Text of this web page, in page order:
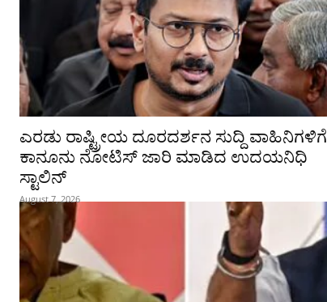
ಎರಡು ರಾಷ್ಟ್ರೀಯ ದೂರದರ್ಶನ ಸುದ್ದಿ ವಾಹಿನಿಗಳಿಗೆ
ಕಾನೂನು ನೋಟಿಸ್ ಜಾರಿ ಮಾಡಿದ ಉದಯನಿಧಿ
ಸ್ಟಾಲಿನ್
August 7, 2026